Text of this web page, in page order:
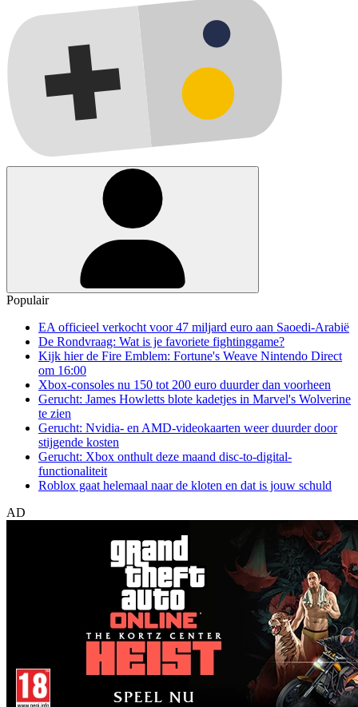
Populair
EA officieel verkocht voor 47 miljard euro aan Saoedi-Arabië
De Rondvraag: Wat is je favoriete fightinggame?
Kijk hier de Fire Emblem: Fortune's Weave Nintendo Direct
om 16:00
Xbox-consoles nu 150 tot 200 euro duurder dan voorheen
Gerucht: James Howletts blote kadetjes in Marvel's Wolverine
te zien
Gerucht: Nvidia- en AMD-videokaarten weer duurder door
stijgende kosten
Gerucht: Xbox onthult deze maand disc-to-digital-
functionaliteit
Roblox gaat helemaal naar de kloten en dat is jouw schuld
AD